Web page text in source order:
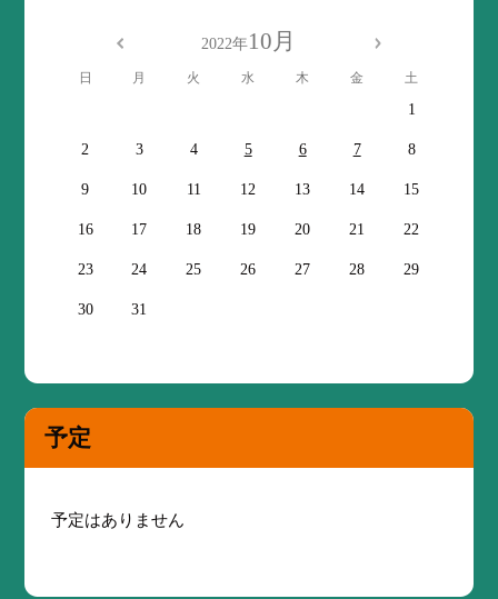
2022年10月
日 月 火 水 木 金 土
1
2 3 4 5 6 7 8
9 10 11 12 13 14 15
16 17 18 19 20 21 22
23 24 25 26 27 28 29
30 31
予定
予定はありません